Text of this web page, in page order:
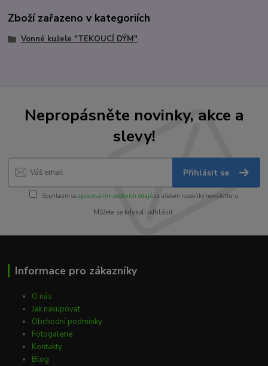
Zboží zařazeno v kategoriích
Vonné kužele "TEKOUCÍ DÝM"
Nepropásněte novinky, akce a
slevy!
Přihlásit se
Souhlasím se zpracováním osobních údajůza účelem rozesílky newsletteru.
Můžete se kdykoli odhlásit.
Informace pro zákazníky
O nás
Jak nakupovat
Obchodní podmínky
Fotogalerie
Kontakty
Blog